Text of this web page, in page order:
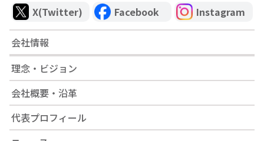
X(Twitter) Facebook Instagram
会社情報
理念・ビジョン
会社概要・沿革
代表プロフィール